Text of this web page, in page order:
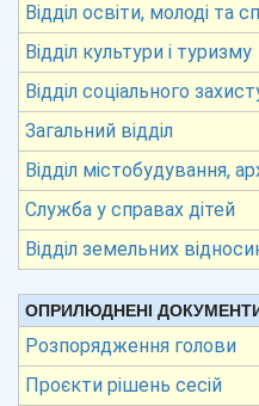
Відділ освіти, молоді та
Відділ культури і туризму
Відділ соціального
Загальний відділ
Відділ містобудування,
Служба у справах дітей
Відділ земельних
ОПРИЛЮДНЕНІ
Розпорядження голови
Проєкти рішень сесій